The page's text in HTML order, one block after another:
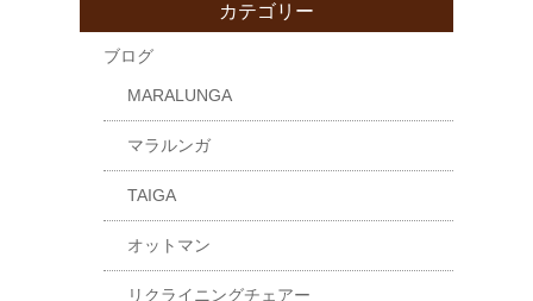
カテゴリー
ブログ
MARALUNGA
マラルンガ
TAIGA
オットマン
リクライニングチェアー